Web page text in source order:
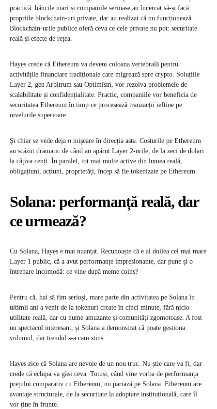
practică: băncile mari și companiile serioase au încercat să-și facă
propriile blockchain-uri private, dar au realizat că nu funcționează.
Blockchain-urile publice oferă ceva ce cele private nu pot: securitate
reală și efecte de rețea.
Hayes crede că Ethereum va deveni coloana vertebrală pentru
activitățile financiare tradiționale care migrează spre crypto. Soluțiile
Layer 2, gen Arbitrum sau Optimism, vor rezolva problemele de
scalabilitate și confidențialitate. Practic, companiile vor beneficia de
securitatea Ethereum în timp ce procesează tranzacții ieftine pe
nivelurile superioare.
Și chiar se vede deja o mișcare în direcția asta. Costurile pe Ethereum
au scăzut dramatic de când au apărut Layer 2-urile, de la zeci de dolari
la câțiva cenți. În paralel, tot mai multe active din lumea reală,
obligațiuni, acțiuni, proprietăți, încep să fie tokenizate pe Ethereum.
Solana: performanță reală, dar
ce urmează?
Cu Solana, Hayes e mai nuanțat. Recunoaște că e al doilea cel mai mare
Layer 1 public, că a avut performanțe impresionante, dar pune și o
întrebare incomodă: ce vine după meme coins?
Pentru că, hai să fim serioși, mare parte din activitatea pe Solana în
ultimii ani a venit de la tokenuri create în cinci minute, fără nicio
utilitate reală, dar cu nume amuzante și comunități zgomotoase. A fost
un spectacol interesant, și Solana a demonstrat că poate gestiona
volumul, dar trendul s-a cam stins.
Hayes zice că Solana are nevoie de un nou truc. Nu știe care va fi, dar
crede că echipa va găsi ceva. Totuși, când vine vorba de performanța
prețului comparativ cu Ethereum, nu pariază pe Solana. Ethereum are
avantaje structurale, de la securitate la adoptare instituțională, care îl
vor ține în frunte.